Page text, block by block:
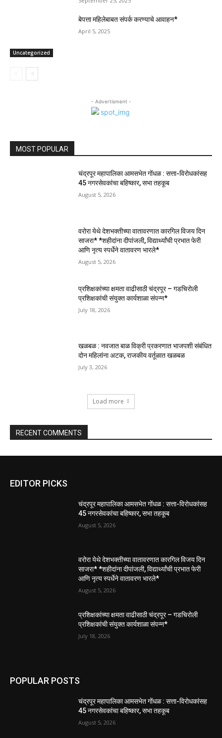
Uncategorized
बेपत्ता महिलेबाबत संपर्क करण्याचे आवाहन*
April 5, 2025
- Advertisment -
MOST POPULAR
चंद्रपूर महापालिका आमसभेत गोंधळ : सत्ता-विरोधकांसह
45 नगरसेवकांचा बहिष्कार, सभा तहकूब
August 5, 2026
वरोरा येथे देशभक्तीच्या वातावरणात कारगिल विजय दिन
साजरा* *शहीदांना दीपांजली, विद्यार्थ्यांची प्रभात फेरी
आणि नृत्य स्पर्धेने वातावरण भारले*
August 5, 2026
प्रशिक्षकांच्या क्षमता वाढीसाठी चंद्रपूर – गडचिरोली
प्रशिक्षकांची संयुक्त कार्यशाळा संपन्न*
July 18, 2026
खळबळ : नवजात बाळ विक्री प्रकरणात भाजपशी संबंधित
दोन महिलांना अटक, राजकीय वर्तूळात खळबळ
July 3, 2026
Load more
RECENT COMMENTS
EDITOR PICKS
चंद्रपूर महापालिका आमसभेत गोंधळ : सत्ता-विरोधकांसह
45 नगरसेवकांचा बहिष्कार, सभा तहकूब
August 5, 2026
वरोरा येथे देशभक्तीच्या वातावरणात कारगिल विजय दिन
साजरा* *शहीदांना दीपांजली, विद्यार्थ्यांची प्रभात फेरी
आणि नृत्य स्पर्धेने वातावरण भारले*
August 5, 2026
प्रशिक्षकांच्या क्षमता वाढीसाठी चंद्रपूर – गडचिरोली
प्रशिक्षकांची संयुक्त कार्यशाळा संपन्न*
July 18, 2026
POPULAR POSTS
चंद्रपूर महापालिका आमसभेत गोंधळ : सत्ता-विरोधकांसह
45 नगरसेवकांचा बहिष्कार, सभा तहकूब
August 5, 2026